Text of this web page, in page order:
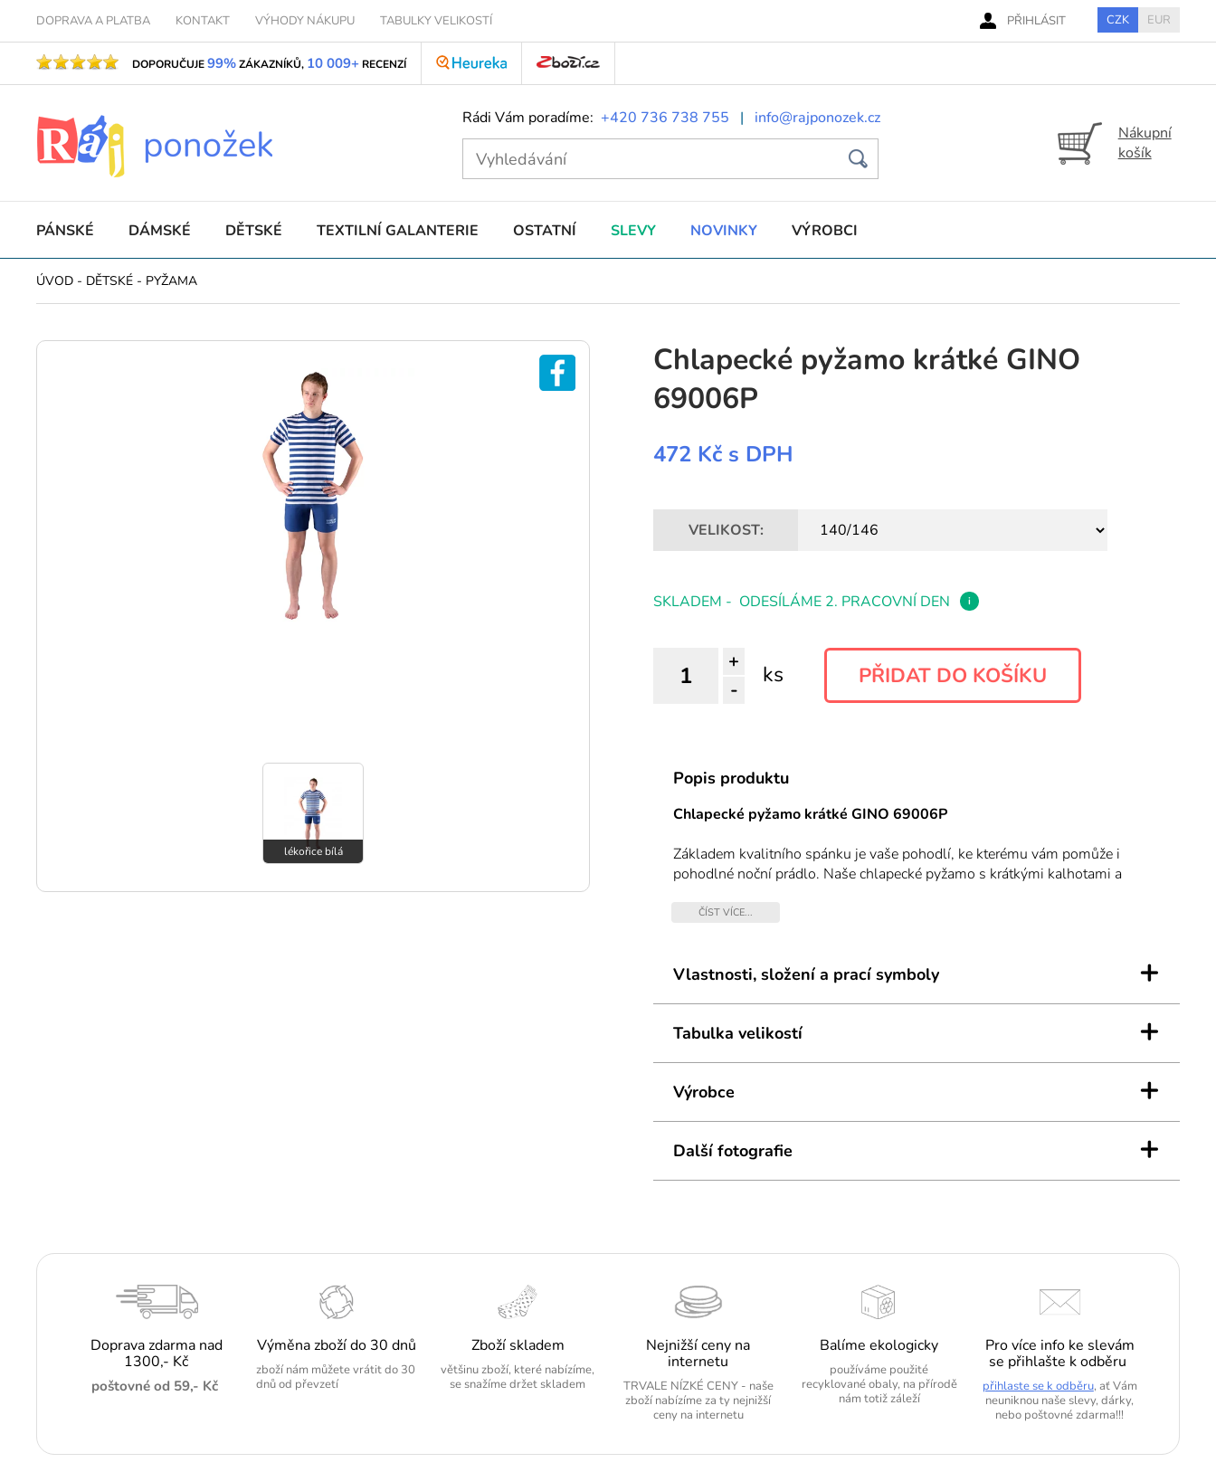
DOPRAVA A PLATBA KONTAKT VÝHODY NÁKUPU TABULKY VELIKOSTÍ PŘIHLÁSIT CZK EUR
DOPORUČUJE99%ZÁKAZNÍKŮ, 10 009+ RECENZÍ
Rádi Vám poradíme: +420 736 738 755 | info@rajponozek.cz
Nákupní
košík
PÁNSKÉ DÁMSKÉ DĚTSKÉ TEXTILNÍ GALANTERIE OSTATNÍ SLEVY NOVINKY VÝROBCI
ÚVOD - DĚTSKÉ - PYŽAMA
lékořice bílá
Chlapecké pyžamo krátké GINO
69006P
472 Kč s DPH
VELIKOST:
SKLADEM - ODESÍLÁME 2. PRACOVNÍ DEN i
+
-
ks
Popis produktu
Chlapecké pyžamo krátké GINO 69006P
Základem kvalitního spánku je vaše pohodlí, ke kterému vám pomůže i
pohodlné noční prádlo. Naše chlapecké pyžamo s krátkými kalhotami a
ČÍST VÍCE...
Vlastnosti, složení a prací symboly +
Tabulka velikostí +
Výrobce +
Další fotografie +
Doprava zdarma nad
1300,- Kč
poštovné od 59,- Kč
Výměna zboží do 30 dnů
zboží nám můžete vrátit do 30
dnů od převzetí
Zboží skladem
většinu zboží, které nabízíme,
se snažíme držet skladem
Nejnižší ceny na
internetu
TRVALE NÍZKÉ CENY - naše
zboží nabízíme za ty nejnižší
ceny na internetu
Balíme ekologicky
používáme použité
recyklované obaly, na přírodě
nám totiž záleží
Pro více info ke slevám
se přihlašte k odběru
přihlaste se k odběru, ať Vám
neuniknou naše slevy, dárky,
nebo poštovné zdarma!!!